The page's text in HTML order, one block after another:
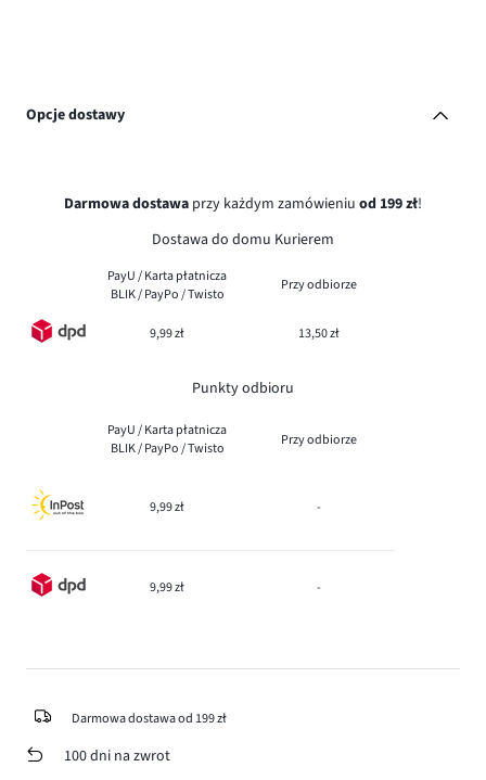
Opcje dostawy
Darmowa dostawa przy każdym zamówieniu od 199 zł!
Dostawa do domu Kurierem
PayU / Karta płatnicza
BLIK / PayPo / Twisto
Przy odbiorze
9,99 zł 13,50 zł
Punkty odbioru
PayU / Karta płatnicza
BLIK / PayPo / Twisto
Przy odbiorze
9,99 zł -
9,99 zł -
Darmowa dostawa od 199 zł
100 dni na zwrot